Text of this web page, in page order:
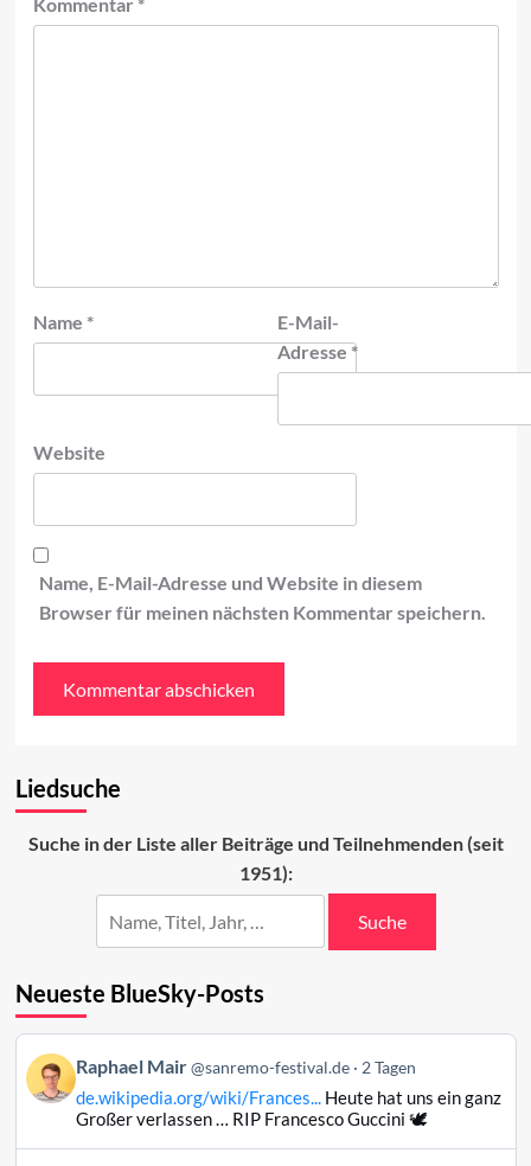
Name *
E-Mail-
Adresse*
Website
Name, E-Mail-Adresse und Website in diesem
Browser für meinen nächsten Kommentar speichern.
Liedsuche
Suche in der Liste aller Beiträge und Teilnehmenden (seit
1951):
Suche
Neueste BlueSky-Posts
Beitrag
von
Raphael
Raphael Mair @sanremo-festival.de 2 Tagen
de.wikipedia.org/wiki/Frances...Heute hat uns ein ganz
Großer verlassen … RIP Francesco Guccini 🕊️